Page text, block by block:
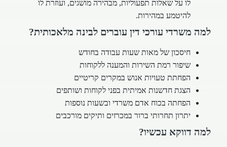
לו על שאלות תפעוליות, מבהירה מושגים, ועוזרת לו
להיטמע במהירות.
למה משרדי עורכי דין עוברים לבינה מלאכותית?
חיסכון של מאות שעות עבודה בחודש
שיפור רמת השירות והמענה ללקוחות
הפחתת טעויות אנוש במקרים קריטיים
הצגת חדשנות אמיתית בפני לקוחות ושותפים
הפחתה בכוח אדם משרדי ובשעות נוספות
יתרון תחרותי ברור במכרזים ותיקים מורכבים
למה דווקא עכשיו?